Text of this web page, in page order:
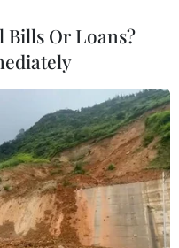
(Nguồn: AP)
Bills Or Loans?